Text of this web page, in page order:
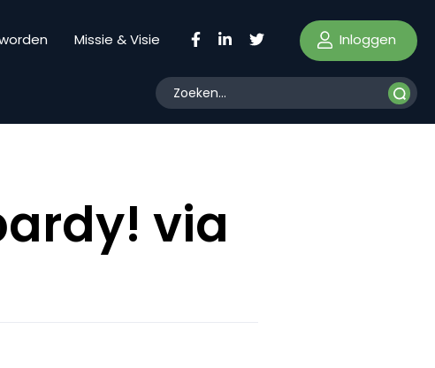
Missie & Visie Inloggen
via